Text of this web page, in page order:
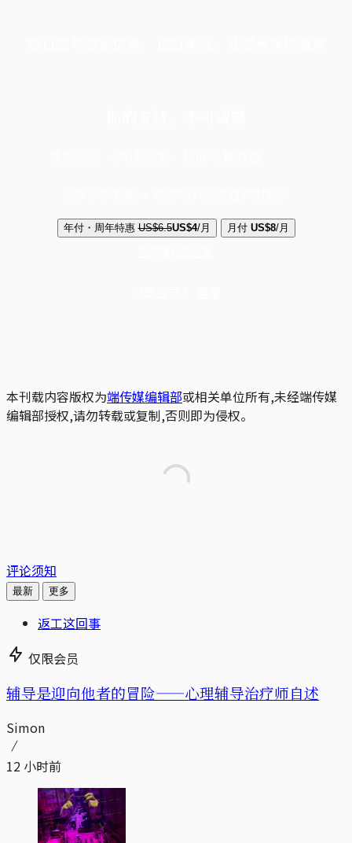
年付・周年特惠 US$6.5US$4/月 月付 US$8/月
本刊载内容版权为端传媒编辑部或相关单位所有,未经端传媒
编辑部授权,请勿转载或复制,否则即为侵权。
评论须知
最新 更多
返工这回事
仅限会员
辅导是迎向他者的冒险——心理辅导治疗师自述
Simon
12 小时前